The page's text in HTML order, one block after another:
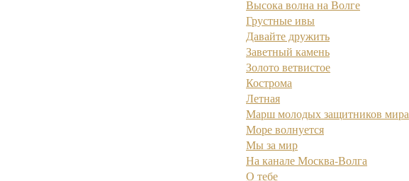
Высока волна на Волге
Грустные ивы
Давайте дружить
Заветный камень
Золото ветвистое
Кострома
Летная
Марш молодых защитников мира
Море волнуется
Мы за мир
На канале Москва-Волга
О тебе